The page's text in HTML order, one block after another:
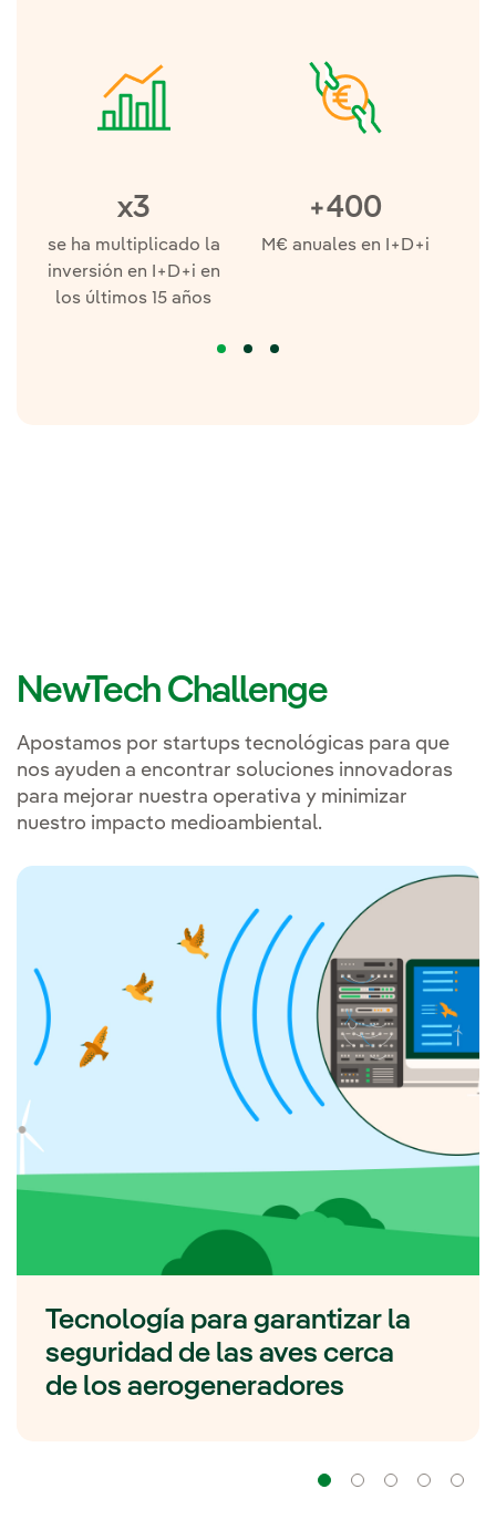
x3
se ha multiplicado la
inversión en I+D+i en
los últimos 15 años
+400
M€ anuales en I+D+i
NewTech Challenge
Apostamos por startups tecnológicas para que
nos ayuden a encontrar soluciones innovadoras
para mejorar nuestra operativa y minimizar
nuestro impacto medioambiental.
Tecnología para garantizar la
seguridad de las aves cerca
de los aerogeneradores
Navegación
Navegación